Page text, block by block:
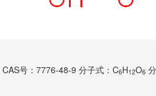
CAS号：7776-48-9 分子式：C6H12O6